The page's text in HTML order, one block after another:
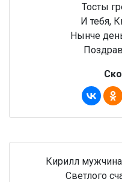
Тосты
И тебя,
Нынче
Кирилл
Светлого